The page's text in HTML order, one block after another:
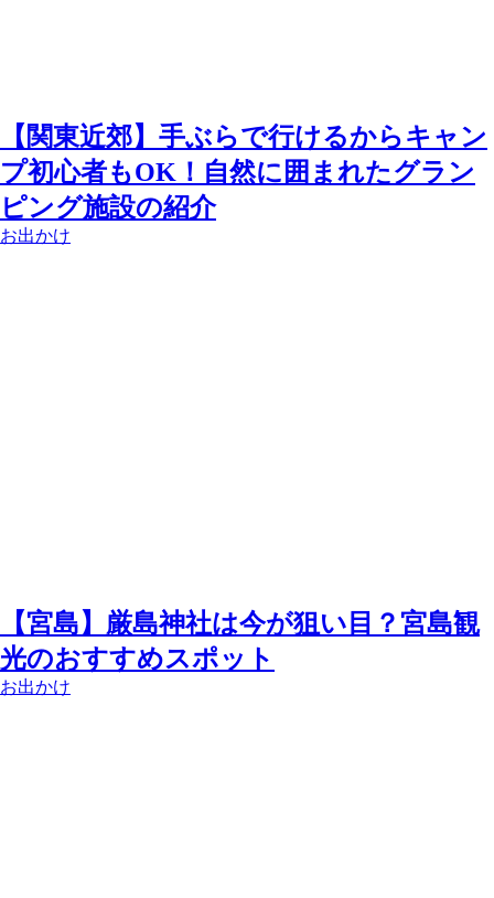
【関東近郊】手ぶらで行けるからキャン
プ初心者もOK！自然に囲まれたグラン
ピング施設の紹介
お出かけ
【宮島】厳島神社は今が狙い目？宮島観
光のおすすめスポット
お出かけ